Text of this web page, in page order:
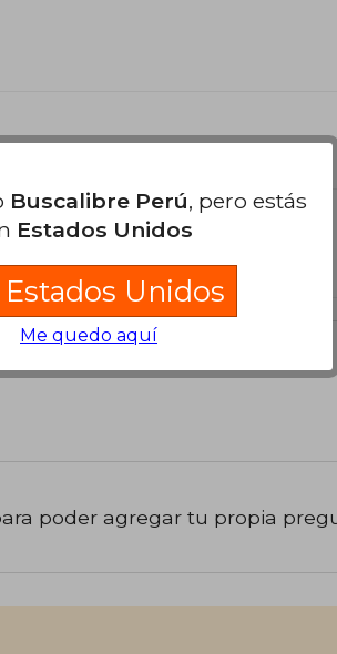
poder agregar tu propia
Buscalibre Perú, pero estás
Estados Unidos
Estados Unidos
Me quedo aquí